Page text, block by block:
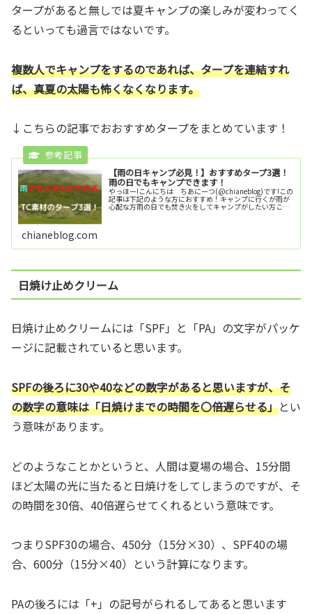
タープがあると無しでは夏キャンプの楽しみが変わってく
るといっても過言ではないです。
複数人でキャンプをするのであれば、タープを連結すれ
ば、真夏の太陽も怖くなくなります。
↓こちらの記事でおおすすめタープをまとめています！
【雨の日キャンプ必見！】おすすめタープ3選！
雨の日でもキャンプできます！
やっほー!こんにちは ちあにーつ(@chianeblog)です!この
記事は下記のような方におすすめ！キャンプに行くが雨が
心配な方雨の日でも焚き火をしてキャンプがしたい方ここ
にコンテンツを入力します。雨の日にタープがあると雨関
chianeblog.com
日焼け止めクリーム
日焼け止めクリームには「SPF」と「PA」の文字がパッケ
ージに記載されていると思います。
SPFの後ろに30や40などの数字があると思いますが、そ
の数字の意味は「日焼けまでの時間を〇倍遅らせる」とい
う意味があります。
どのようなことかというと、人間は夏場の場合、15分間
ほど太陽の光に当たると日焼けをしてしまうのですが、そ
の時間を30倍、40倍遅らせてくれるという意味です。
つまりSPF30の場合、450分（15分×30）、SPF40の場
合、600分（15分×40）という計算になります。
PAの後ろには「+」の記号がられるしてあると思います